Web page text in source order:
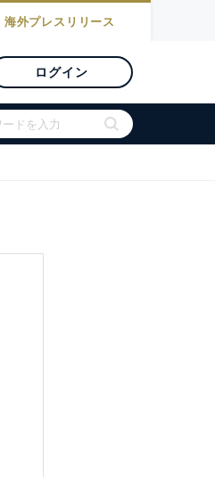
海外プレスリリース
ログイン